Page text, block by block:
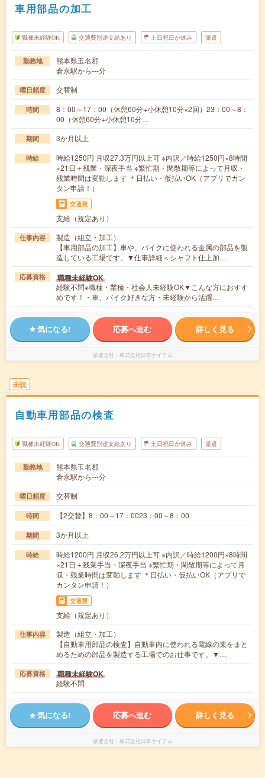
車用部品の加工
職種未経験OK 交通費別途支給あり 土日祝日が休み 派遣
勤務地
熊本県玉名郡
倉永駅から---分
曜日頻度 交替制
時間
8：00～17：00（休憩60分+小休憩10分×2回）23：00～8：
00（休憩60分+小休憩10分…
期間 3か月以上
時給
時給1250円 月収27.3万円以上可 ※内訳／時給1250円×8時間
×21日＋残業・深夜手当 ※繁忙期・閑散期等によって月収・
残業時間は変動します ＊日払い・仮払いOK（アプリでカン
タン申請！）
交通費
支給（規定あり）
仕事内容
製造（組立・加工）
【車用部品の加工】車や、バイクに使われる金属の部品を製
造している工場です。▼仕事詳細＜シャフト仕上加…
応募資格 職種未経験OK
経験不問※職種・業種・社会人未経験OK▼こんな方におすす
めです！・車、バイク好きな方・未経験から活躍…
気になる! 応募へ進む 詳しく見る
派遣会社 株式会社日本ケイテム
未読
自動車用部品の検査
職種未経験OK 交通費別途支給あり 土日祝日が休み 派遣
勤務地
熊本県玉名郡
倉永駅から---分
曜日頻度 交替制
時間 【2交替】8：00～17：0023：00～8：00
期間 3か月以上
時給
時給1200円 月収26.2万円以上可 ※内訳／時給1200円×8時間
×21日＋残業手当・深夜手当 ※繁忙期・閑散期等によって月
収・残業時間は変動します ＊日払い・仮払いOK（アプリで
カンタン申請！）
交通費
支給（規定あり）
仕事内容
製造（組立・加工）
【自動車用部品の検査】自動車内に使われる電線の束をまと
めるための部品を製造する工場でのお仕事です。▼…
応募資格 職種未経験OK
経験不問
気になる! 応募へ進む 詳しく見る
派遣会社 株式会社日本ケイテム